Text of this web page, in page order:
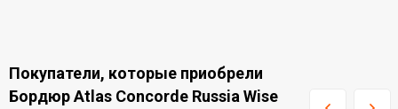
Покупатели, которые приобрели
Бордюр Atlas Concorde Russia Wise